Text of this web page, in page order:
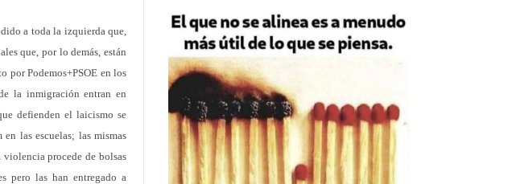
a toda la izquierda que,
que, por lo demás, están
por Podemos+PSOE en los
la inmigración entran en
defienden el laicismo se
las escuelas; las mismas
procede de bolsas
pero las han entregado a